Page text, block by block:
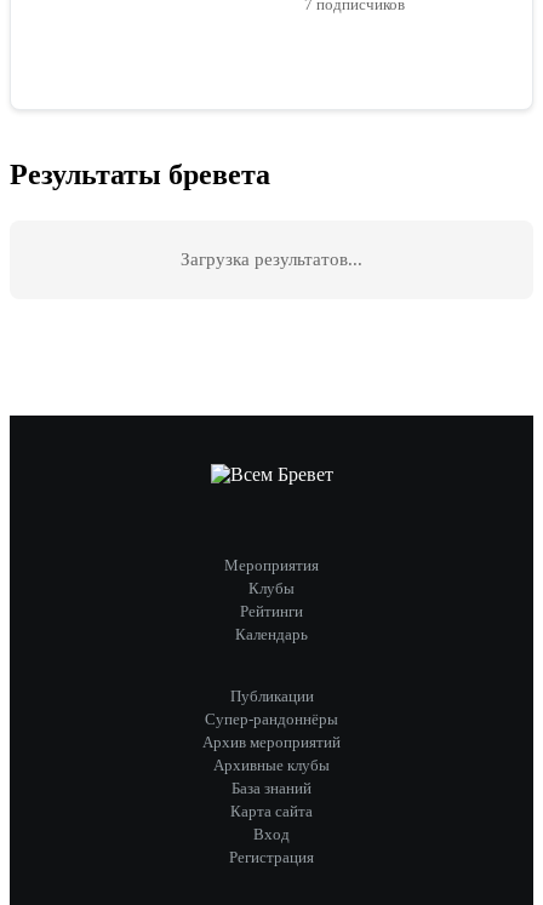
7 подписчиков
Результаты бревета
Загрузка результатов...
Мероприятия
Клубы
Рейтинги
Календарь
Публикации
Супер-рандоннёры
Архив мероприятий
Архивные клубы
База знаний
Карта сайта
Вход
Регистрация